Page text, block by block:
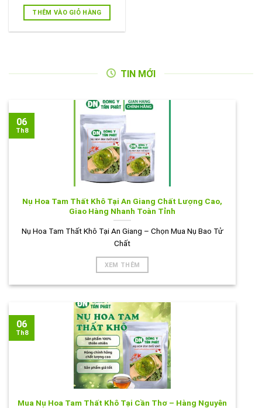
là:
600.000VND.
THÊM VÀO GIỎ HÀNG
TIN MỚI
Nụ Hoa Tam Thất Khô Tại An Giang Chất Lượng Cao,
Giao Hàng Nhanh Toàn Tỉnh
Nụ Hoa Tam Thất Khô Tại An Giang – Chọn Mua Nụ Bao Tử
Chất
XEM THÊM
06
Th8
Mua Nụ Hoa Tam Thất Khô Tại Cần Thơ – Hàng Nguyên
06
Th8